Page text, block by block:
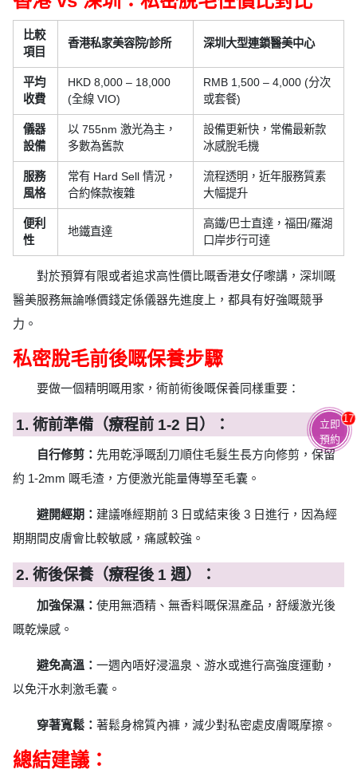
比較
項目
香港私家美容院/診所 深圳大型連鎖醫美中心
平均
收費
HKD 8,000 – 18,000
(全線 VIO)
RMB 1,500 – 4,000 (分次
或套餐)
儀器
設備
以 755nm 激光為主，
多數為舊款
設備更新快，常備最新款
冰感脫毛機
服務
風格
常有 Hard Sell 情況，
合約條款複雜
流程透明，近年服務質素
大幅提升
便利
性
地鐵直達
高鐵/巴士直達，福田/羅湖
口岸步行可達
對於預算有限或者追求高性價比嘅香港女仔嚟講，深圳嘅
醫美服務無論喺價錢定係儀器先進度上，都具有好強嘅競爭
力。
私密脫毛前後嘅保養步驟
要做一個精明嘅用家，術前術後嘅保養同樣重要：
1. 術前準備（療程前 1-2 日）：
自行修剪： 先用乾淨嘅刮刀順住毛髮生長方向修剪，保留
約 1-2mm 嘅毛渣，方便激光能量傳導至毛囊。
避開經期： 建議喺經期前 3 日或結束後 3 日進行，因為經
期期間皮膚會比較敏感，痛感較強。
2. 術後保養（療程後 1 週）：
加強保濕： 使用無酒精、無香料嘅保濕產品，舒緩激光後
嘅乾燥感。
避免高溫： 一週內唔好浸溫泉、游水或進行高強度運動，
以免汗水刺激毛囊。
穿著寬鬆： 著鬆身棉質內褲，減少對私密處皮膚嘅摩擦。
總結建議：
立即
預約
17